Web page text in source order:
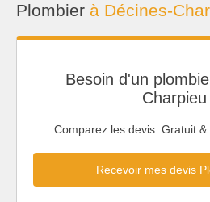
Plombier à Décines-
Besoin d'un
Comparez les devis. Gratuit
Recevoir mes devis